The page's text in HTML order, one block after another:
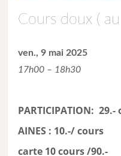
Cours doux (
ven., 9 mai 2025
17h00 – 18h30
PARTICIPATION:
AINES : 10.-/ cours
carte 10 cours /90.-